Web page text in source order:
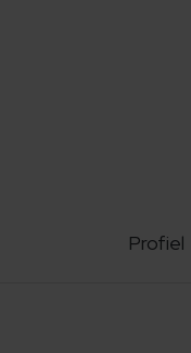
Profiel